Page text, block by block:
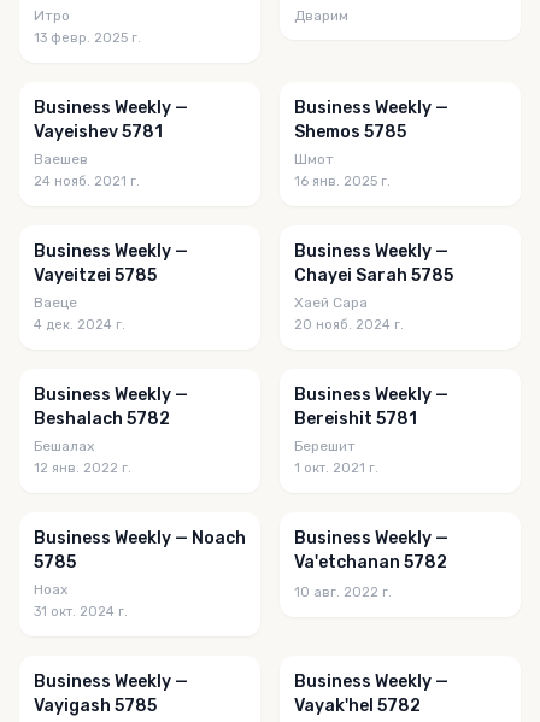
Итро
13 февр. 2025 г.
Дварим
Business Weekly —
Vayeishev 5781
Ваешев
24 нояб. 2021 г.
Business Weekly —
Shemos 5785
Шмот
16 янв. 2025 г.
Business Weekly —
Vayeitzei 5785
Ваеце
4 дек. 2024 г.
Business Weekly —
Chayei Sarah 5785
Хаей Сара
20 нояб. 2024 г.
Business Weekly —
Beshalach 5782
Бешалах
12 янв. 2022 г.
Business Weekly —
Bereishit 5781
Берешит
1 окт. 2021 г.
Business Weekly — Noach
5785
Ноах
31 окт. 2024 г.
Business Weekly —
Va'etchanan 5782
10 авг. 2022 г.
Business Weekly —
Vayigash 5785
Business Weekly —
Vayak'hel 5782